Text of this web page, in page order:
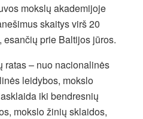
mokslų akademijoje
skaitys virš 20
prie Baltijos jūros.
ratas – nuo nacionalinės
leidybos, mokslo
iki bendresnių
mokslo žinių sklaidos,